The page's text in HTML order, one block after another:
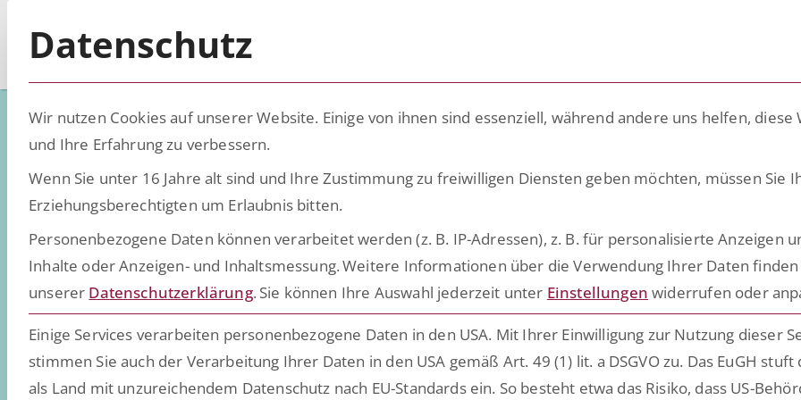
Low-Code - Deep Knowledge
Wissen, Insights und Trends rund um die Digitalisierung
daten- und dokumentenintensiver Prozesse
Datenschutz
Wir nutzen Cookies auf unserer Website. Einige von ihnen sind essenziell, während andere uns helfen, diese
und Ihre Erfahrung zu verbessern.
Wenn Sie unter 16 Jahre alt sind und Ihre Zustimmung zu freiwilligen Diensten geben möchten, müssen Sie
Erziehungsberechtigten um Erlaubnis bitten.
Personenbezogene Daten können verarbeitet werden (z. B. IP-Adressen), z. B. für personalisierte Anzeigen
Inhalte oder Anzeigen- und Inhaltsmessung.Weitere Informationen über die Verwendung Ihrer Daten finden
unserer Datenschutzerklärung. Sie können Ihre Auswahl jederzeit unter Einstellungen widerrufen oder
Einige Services verarbeiten personenbezogene Daten in den USA. Mit Ihrer Einwilligung zur Nutzung dieser
stimmen Sie auch der Verarbeitung Ihrer Daten in den USA gemäß Art. 49 (1) lit. a DSGVO zu. Das EuGH stuft
als Land mit unzureichendem Datenschutz nach EU-Standards ein. So besteht etwa das Risiko, dass US-